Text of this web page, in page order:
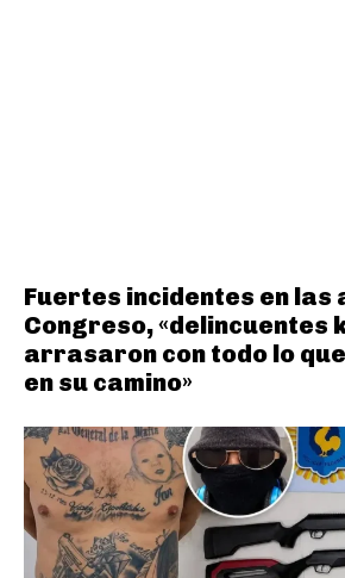
Fuertes incidentes en las
Congreso, «delincuentes
arrasaron con todo lo
en su camino»